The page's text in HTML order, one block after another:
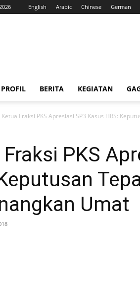
English Arabic Chinese German
PROFIL BERITA KEGIATAN
Ketua Fraksi PKS Apresiasi SP3 Kasus HRS:
PKS
Umat